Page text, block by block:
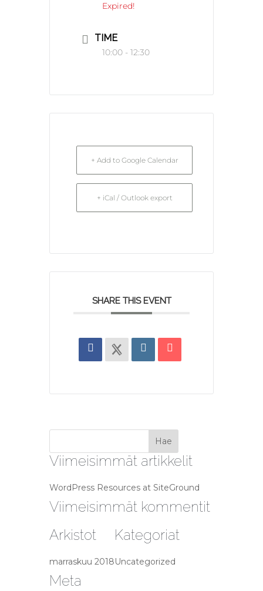
Expired!
TIME
10:00 - 12:30
+ Add to Google Calendar
+ iCal / Outlook export
SHARE THIS EVENT
Viimeisimmät artikkelit
WordPress Resources at SiteGround
Viimeisimmät kommentit
Arkistot
marraskuu 2018
Kategoriat
Uncategorized
Meta